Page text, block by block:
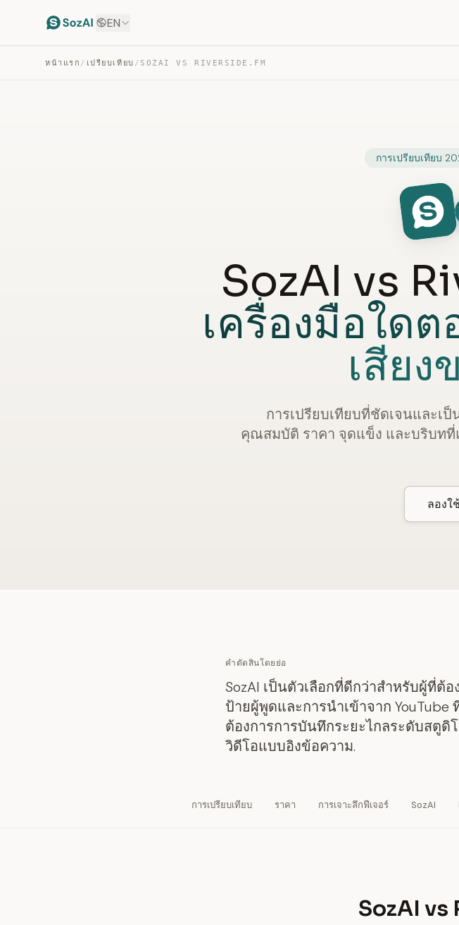
EN
หน้าแรก / เปรียบเทียบ / SOZAI VS RIVERSIDE.FM
การเปรียบเทียบ
SozAI vs
เครื่องมือใด
เสีย
การเปรียบเทียบที่ชัดเจนและเป็
คุณสมบัติ ราคา จุดแข็ง และบริบทที่
ลองใ
คำตัดสินโดยย่อ
SozAI เป็นตัวเลือกที่ดีกว่าสำหรับผู้ที่ต้
ป้ายผู้พูดและการนำเข้าจาก YouTube
ต้องการการบันทึกระยะไกลระดับสตู
วิดีโอแบบอิงข้อความ.
การเปรียบเทียบ ราคา การเจาะลึกฟีเจอร์ SozAI
SozAI vs